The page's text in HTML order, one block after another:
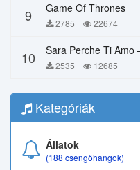
9 Game Of Thrones
2785 22674
10 2535 12685
Kategóriák
Állatok
(188 csengőhangok)